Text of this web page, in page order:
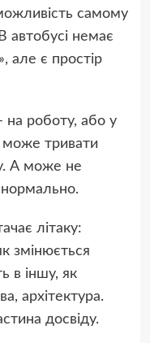
самому
автобусі немає
але є простір
на роботу, або у
може тривати
А може не
нормально.
літаку:
змінюється
в іншу, як
архітектура.
досвіду.